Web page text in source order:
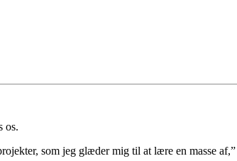
os.
som jeg glæder mig til at lære en masse